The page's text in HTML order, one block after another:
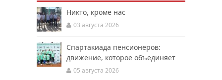
Никто, кроме нас
03 августа 2026
Спартакиада пенсионеров:
движение, которое объединяет
05 августа 2026